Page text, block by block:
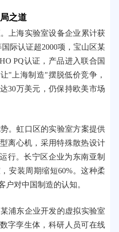
之道
上海实验室设备企业累计获
际认证超2000项，宝山区某
PQ认证，产品进入联合国
"上海制造"摆脱低价竞争，
30万美元，仍保持欧美市场
。虹口区的实验室方案提供
离心机，采用特殊散热设计
行。长宁区企业为东南亚制
安装周期缩短60%。这种柔
户对中国制造的认知。
浦东企业开发的虚拟实验室
字孪生体，科研人员可在线